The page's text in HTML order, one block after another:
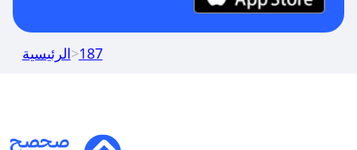
الرئيسية>187